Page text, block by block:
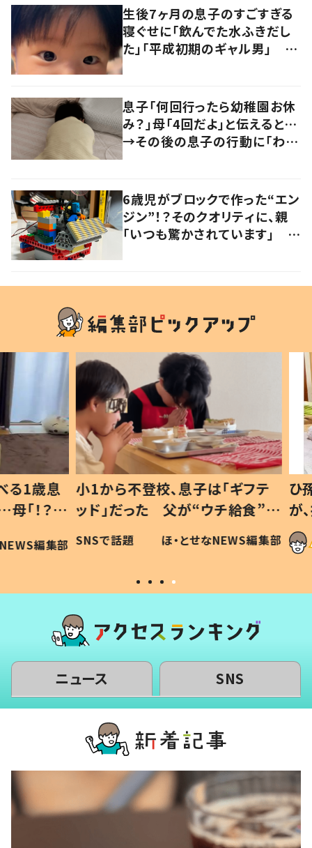
生後7ヶ月の息子のすごすぎる
寝ぐせに「飲んでた水ふきだし
た」「平成初期のギャル男」 実
息子「何回行ったら幼稚園お休
み？」母「4回だよ」と伝えると…
→その後の息子の行動に「わか
6歳児がブロックで作った“エン
ジン”！？そのクオリティに、親
「いつも驚かされています」 作
歳息
？」
編集部
小1から不登校、息子は「ギフテ
ッド」だった 父が“ウチ給食”を
作り続ける理由とは #令和の親
#令和の子
SNSで話題 ほ・とせなNEWS編集部
ひ孫
が、
「涙
い」
ニュース SNS